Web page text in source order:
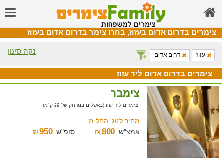
צימרים בדרום אדום בעזוז, בחרו צימר בדרום אדום בעזוז
נקה סינון עזוז דרום אדום
צימרים בדרום אדום ליד עזוז
צימבר
צימרים ליד עזוז (באשלים במרחק של 29 ק"מ)
מחיר לזוג, החל מ:
אמצ"ש:
₪800 סופ"ש: ₪ 950